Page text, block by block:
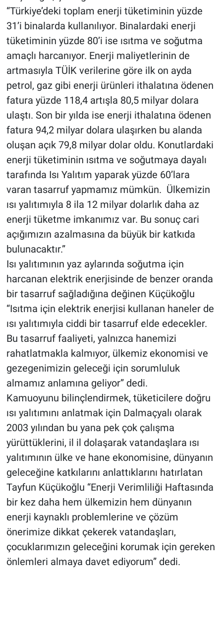
“Türkiye’deki toplam enerji tüketiminin yüzde
31’i binalarda kullanılıyor. Binalardaki enerji
tüketiminin yüzde 80’i ise ısıtma ve soğutma
amaçlı harcanıyor. Enerji maliyetlerinin de
artmasıyla TÜİK verilerine göre ilk on ayda
petrol, gaz gibi enerji ürünleri ithalatına ödenen
fatura yüzde 118,4 artışla 80,5 milyar dolara
ulaştı. Son bir yılda ise enerji ithalatına ödenen
fatura 94,2 milyar dolara ulaşırken bu alanda
oluşan açık 79,8 milyar dolar oldu. Konutlardaki
enerji tüketiminin ısıtma ve soğutmaya dayalı
tarafında Isı Yalıtım yaparak yüzde 60’lara
varan tasarruf yapmamız mümkün. Ülkemizin
ısı yalıtımıyla 8 ila 12 milyar dolarlık daha az
enerji tüketme imkanımız var. Bu sonuç cari
açığımızın azalmasına da büyük bir katkıda
bulunacaktır.”
Isı yalıtımının yaz aylarında soğutma için
harcanan elektrik enerjisinde de benzer oranda
bir tasarruf sağladığına değinen Küçükoğlu
“Isıtma için elektrik enerjisi kullanan haneler de
ısı yalıtımıyla ciddi bir tasarruf elde edecekler.
Bu tasarruf faaliyeti, yalnızca hanemizi
rahatlatmakla kalmıyor, ülkemiz ekonomisi ve
gezegenimizin geleceği için sorumluluk
almamız anlamına geliyor” dedi.
Kamuoyunu bilinçlendirmek, tüketicilere doğru
ısı yalıtımını anlatmak için Dalmaçyalı olarak
2003 yılından bu yana pek çok çalışma
yürüttüklerini, il il dolaşarak vatandaşlara ısı
yalıtımının ülke ve hane ekonomisine, dünyanın
geleceğine katkılarını anlattıklarını hatırlatan
Tayfun Küçükoğlu “Enerji Verimliliği Haftasında
bir kez daha hem ülkemizin hem dünyanın
enerji kaynaklı problemlerine ve çözüm
önerimize dikkat çekerek vatandaşları,
çocuklarımızın geleceğini korumak için gereken
önlemleri almaya davet ediyorum” dedi.